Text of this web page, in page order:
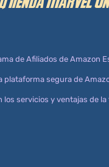
Tienda Marvel
de Afiliados de Amazon
plataforma segura de
servicios y ventajas de